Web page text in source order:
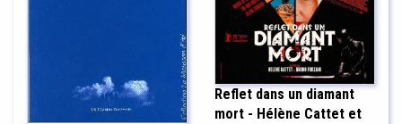
Reflet dans un diamant
mort - Hélène Cattet et